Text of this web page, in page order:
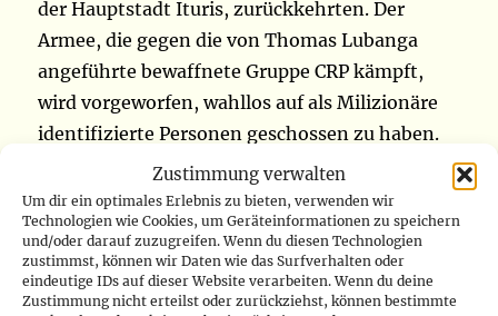
Zustimmung verwalten
Um dir ein optimales Erlebnis zu bieten, verwenden wir
Technologien wie Cookies, um Geräteinformationen zu speichern
und/oder darauf zuzugreifen. Wenn du diesen Technologien
zustimmst, können wir Daten wie das Surfverhalten oder
eindeutige IDs auf dieser Website verarbeiten. Wenn du deine
Zustimmung nicht erteilst oder zurückziehst, können bestimmte
der Hauptstadt Ituris, zurückkehrten. Der
Armee, die gegen die von Thomas Lubanga
angeführte bewaffnete Gruppe CRP kämpft,
wird vorgeworfen, wahllos auf als Milizionäre
identifizierte Personen geschossen zu haben.
Seit Mittwoch, dem 13. August, flieht ein großer
Teil der lokalen Bevölkerung, vor allem Hema,
weiter in Richtung Bunia, der
Provinzhauptstadt. Noch bis 22 Uhr war